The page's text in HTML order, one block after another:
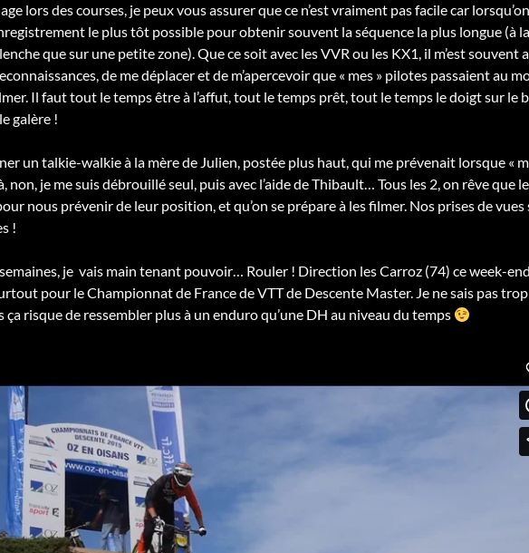
lors des courses, je peux vous assurer que ce n’est vraiment pas facile car
le plus tôt possible pour obtenir souvent la séquence la plus longue (à
que sur une petite zone). Que ce soit avec les VVR ou les KX1, il m’est souvent
de me déplacer et de m’apercevoir que « mes » pilotes passaient au
Il faut tout le temps être à l’affut, tout le temps prêt, tout le temps le doigt sur le
galère !
un talkie-walkie à la mère de Julien, postée plus haut, qui me prévenait lorsque «
je me suis débrouillé seul, puis avec l’aide de Thibault… Tous les 2, on rêve que
nous prévenir de leur position, et qu’on se prépare à les filmer. Nos prises de
!
je vais main tenant pouvoir… Rouler ! Direction les Carroz (74) ce week-
pour le Championnat de France de VTT de Descente Master. Je ne sais pas trop
risque de ressembler plus à un enduro qu’une DH au niveau du temps